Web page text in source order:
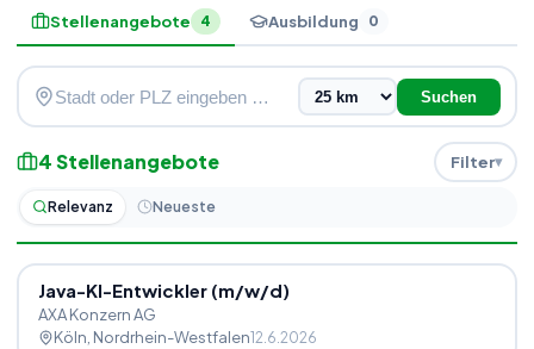
Stellenangebote 4 Ausbildung 0
Suchen
4Stellenangebote
Relevanz Neueste
Filter
Java-KI-Entwickler (m/w/d)
AXA Konzern AG
Köln , Nordrhein-Westfalen12.6.2026